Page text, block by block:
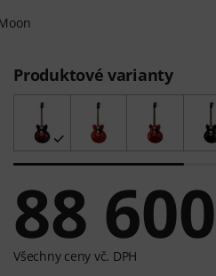
Produktové varianty
88 600
Všechny ceny vč. DPH